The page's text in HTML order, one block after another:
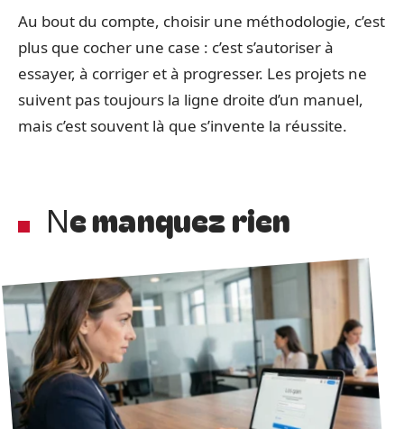
Au bout du compte, choisir une méthodologie, c’est
plus que cocher une case : c’est s’autoriser à
essayer, à corriger et à progresser. Les projets ne
suivent pas toujours la ligne droite d’un manuel,
mais c’est souvent là que s’invente la réussite.
Ne manquez rien